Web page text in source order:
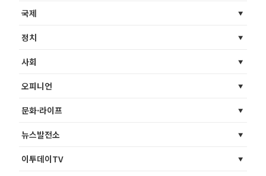
국제
정치
사회
오피니언
문화·라이프
뉴스발전소
이투데이TV